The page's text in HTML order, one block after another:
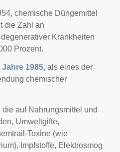
chemische Düngemittel
die Zahl an
Krankheiten
Prozent.
1985, als eines der
chemischer
auf Nahrungsmittel und
Umweltgifte,
Toxine (wie
Impfstoffe, Elektrosmog